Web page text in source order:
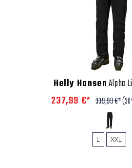
Helly HansenAlpha
237,99 €* 339,99 €*
L XXL